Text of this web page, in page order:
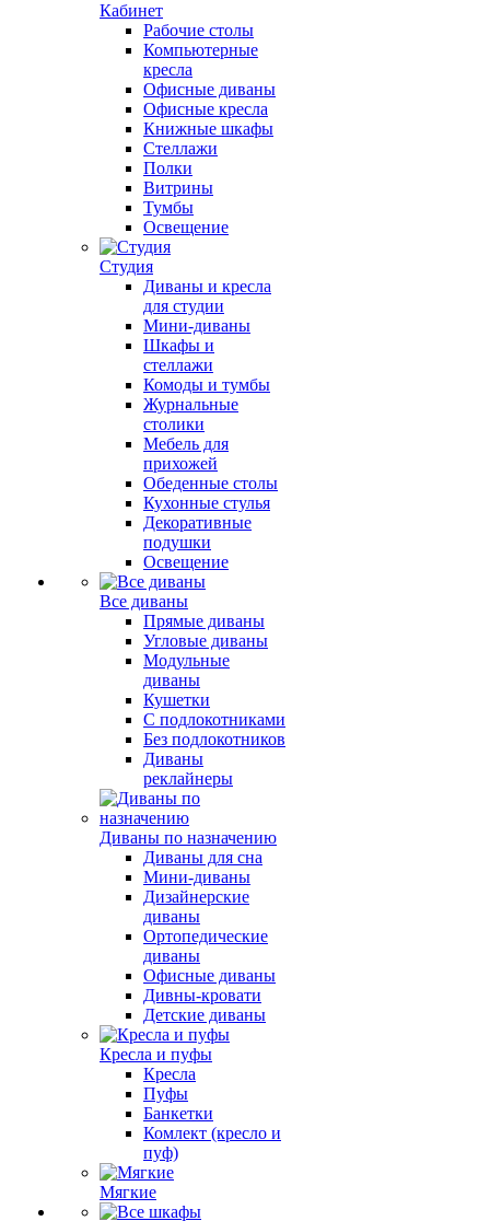
Кабинет
Рабочие столы
Компьютерные
кресла
Офисные диваны
Офисные кресла
Книжные шкафы
Стеллажи
Полки
Витрины
Тумбы
Освещение
Студия
Диваны и кресла
для студии
Мини-диваны
Шкафы и
стеллажи
Комоды и тумбы
Журнальные
столики
Мебель для
прихожей
Обеденные столы
Кухонные стулья
Декоративные
подушки
Освещение
Все диваны
Прямые диваны
Угловые диваны
Модульные
диваны
Кушетки
С подлокотниками
Без подлокотников
Диваны
реклайнеры
Диваны по назначению
Диваны для сна
Мини-диваны
Дизайнерские
диваны
Ортопедические
диваны
Офисные диваны
Дивны-кровати
Детские диваны
Кресла и пуфы
Кресла
Пуфы
Банкетки
Комлект (кресло и
пуф)
Мягкие